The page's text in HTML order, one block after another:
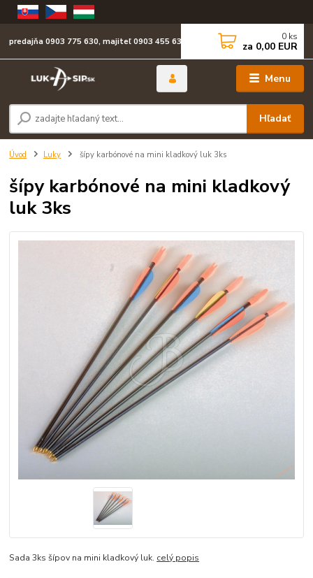
Menu
Hľadať
predajňa 0903 775 630, majiteľ 0903 455 630 0 ks
za 0,00 EUR
Úvod Luky šípy karbónové na mini kladkový luk 3ks
šípy karbónové na mini kladkový
luk 3ks
Sada 3ks šípov na mini kladkový luk. celý popis